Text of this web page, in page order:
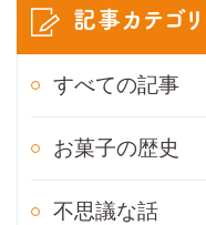
記事カテゴリ
すべての記事
お菓子の歴史
不思議な話